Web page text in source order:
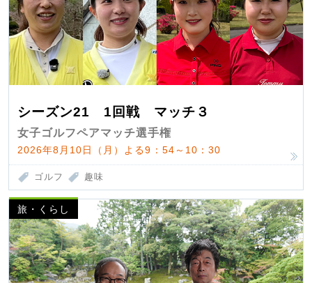
シーズン21 1回戦 マッチ３
女子ゴルフペアマッチ選手権
2026年8月10日（月）よる9：54～10：30
ゴルフ 趣味
旅・くらし